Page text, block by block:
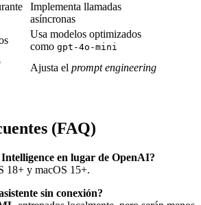
Implementa llamadas
asíncronas
Usa modelos optimizados
como gpt-4o-mini
Ajusta el prompt engineering
(FAQ)
en lugar de OpenAI?
18+ y macOS 15+.
sin conexión?